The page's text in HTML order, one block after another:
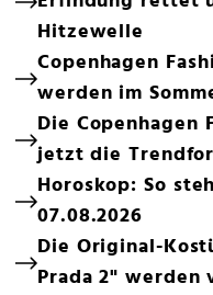
Hitzewelle
Copenhagen
werden im
Die Copenhagen
jetzt die
Horoskop: So
07.08.2026
Die Original-
Prada 2"